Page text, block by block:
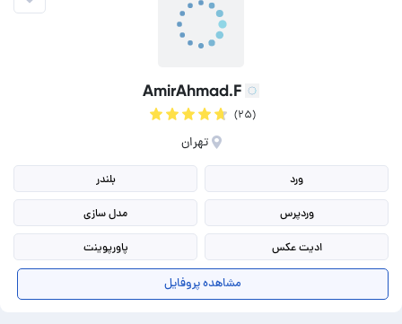
AmirAhmad.F
(۲۵)
تهران
ورد بلندر
وردپرس مدل سازی
ادیت عکس پاورپوینت
مشاهده پروفایل